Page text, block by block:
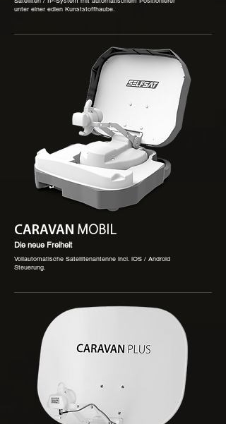
unter einer edlen Kunststoffhaube.
CARAVAN MOBIL
Die neue Freiheit
Vollautomatische Satellitenantenne incl. iOS / Android
Steuerung.